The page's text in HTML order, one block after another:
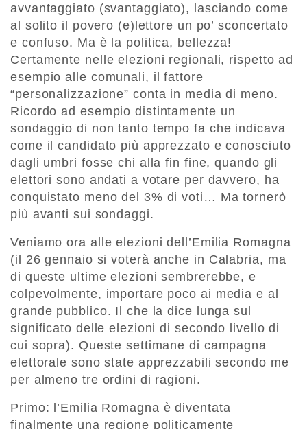
avvantaggiato (svantaggiato), lasciando come
al solito il povero (e)lettore un po’ sconcertato
e confuso. Ma è la politica, bellezza!
Certamente nelle elezioni regionali, rispetto ad
esempio alle comunali, il fattore
“personalizzazione” conta in media di meno.
Ricordo ad esempio distintamente un
sondaggio di non tanto tempo fa che indicava
come il candidato più apprezzato e conosciuto
dagli umbri fosse chi alla fin fine, quando gli
elettori sono andati a votare per davvero, ha
conquistato meno del 3% di voti… Ma tornerò
più avanti sui sondaggi.
Veniamo ora alle elezioni dell’Emilia Romagna
(il 26 gennaio si voterà anche in Calabria, ma
di queste ultime elezioni sembrerebbe, e
colpevolmente, importare poco ai media e al
grande pubblico. Il che la dice lunga sul
significato delle elezioni di secondo livello di
cui sopra). Queste settimane di campagna
elettorale sono state apprezzabili secondo me
per almeno tre ordini di ragioni.
Primo: l’Emilia Romagna è diventata
finalmente una regione politicamente